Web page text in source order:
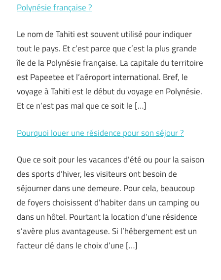
Polynésie française ?
Le nom de Tahiti est souvent utilisé pour indiquer
tout le pays. Et c’est parce que c’est la plus grande
île de la Polynésie française. La capitale du territoire
est Papeetee et l’aéroport international. Bref, le
voyage à Tahiti est le début du voyage en Polynésie.
Et ce n’est pas mal que ce soit le […]
Pourquoi louer une résidence pour son séjour ?
Que ce soit pour les vacances d’été ou pour la saison
des sports d’hiver, les visiteurs ont besoin de
séjourner dans une demeure. Pour cela, beaucoup
de foyers choisissent d’habiter dans un camping ou
dans un hôtel. Pourtant la location d’une résidence
s’avère plus avantageuse. Si l’hébergement est un
facteur clé dans le choix d’une […]